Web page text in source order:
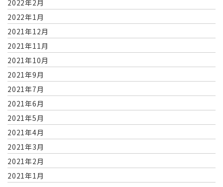
2022年2月
2022年1月
2021年12月
2021年11月
2021年10月
2021年9月
2021年7月
2021年6月
2021年5月
2021年4月
2021年3月
2021年2月
2021年1月